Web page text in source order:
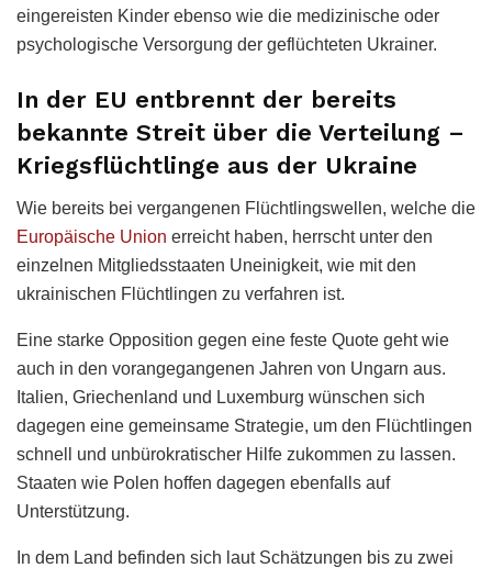
eingereisten Kinder ebenso wie die medizinische oder
psychologische Versorgung der geflüchteten Ukrainer.
In der EU entbrennt der bereits
bekannte Streit über die Verteilung –
Kriegsflüchtlinge aus der Ukraine
Wie bereits bei vergangenen Flüchtlingswellen, welche die
Europäische Union erreicht haben, herrscht unter den
einzelnen Mitgliedsstaaten Uneinigkeit, wie mit den
ukrainischen Flüchtlingen zu verfahren ist.
Eine starke Opposition gegen eine feste Quote geht wie
auch in den vorangegangenen Jahren von Ungarn aus.
Italien, Griechenland und Luxemburg wünschen sich
dagegen eine gemeinsame Strategie, um den Flüchtlingen
schnell und unbürokratischer Hilfe zukommen zu lassen.
Staaten wie Polen hoffen dagegen ebenfalls auf
Unterstützung.
In dem Land befinden sich laut Schätzungen bis zu zwei